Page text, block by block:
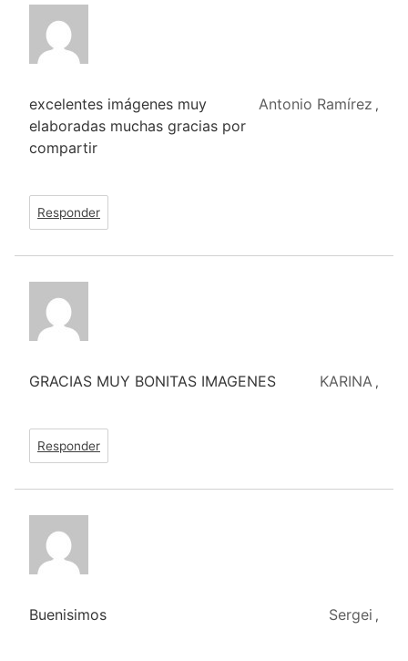
Antonio Ramírez ,
excelentes imágenes muy
elaboradas muchas gracias por
compartir
Responder
KARINA ,
GRACIAS MUY BONITAS IMAGENES
Responder
Sergei ,
Buenisimos